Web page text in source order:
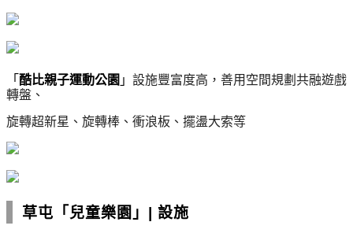
「 酷比親子運動公園 」 設施豐富度高，善用空間規劃共融遊戲
轉盤、
旋轉超新星、旋轉棒、衝浪板、擺盪大索等
草屯「兒童樂園」 設施